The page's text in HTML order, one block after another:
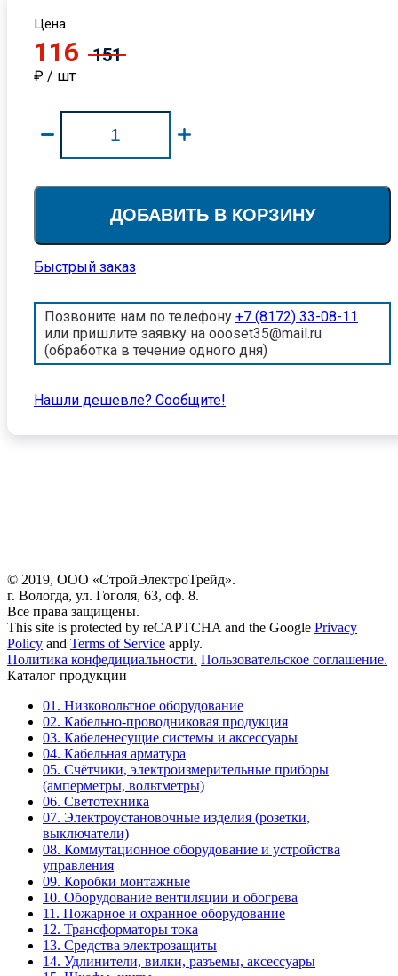
Цена
116 151
₽ / шт
ДОБАВИТЬ В КОРЗИНУ
Быстрый заказ
Позвоните нам по телефону +7 (8172) 33-08-11
или пришлите заявку на oooset35@mail.ru
(обработка в течение одного дня)
Нашли дешевле? Cообщите!
© 2019, ООО «СтройЭлектроТрейд».
г. Вологда, ул. Гоголя, 63, оф. 8.
Все права защищены.
This site is protected by reCAPTCHA and the Google Privacy
Policy and Terms of Service apply.
Политика конфедициальности. Пользовательское соглашение.
Каталог продукции
01. Низковольтное оборудование
02. Кабельно-проводниковая продукция
03. Кабеленесущие системы и аксессуары
04. Кабельная арматура
05. Счётчики, электроизмерительные приборы
(амперметры, вольтметры)
06. Светотехника
07. Электроустановочные изделия (розетки,
выключатели)
08. Коммутационное оборудование и устройства
управления
09. Коробки монтажные
10. Оборудование вентиляции и обогрева
11. Пожарное и охранное оборудование
12. Трансформаторы тока
13. Средства электрозащиты
14. Удлинители, вилки, разъемы, аксессуары